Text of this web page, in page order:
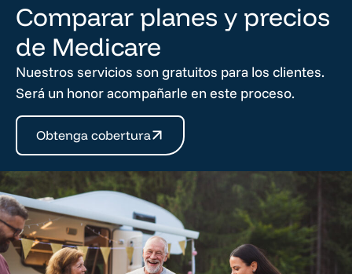
Comparar planes y precios
de Medicare
Nuestros servicios son gratuitos para los clientes.
Será un honor acompañarle en este proceso.
Obtenga cobertura